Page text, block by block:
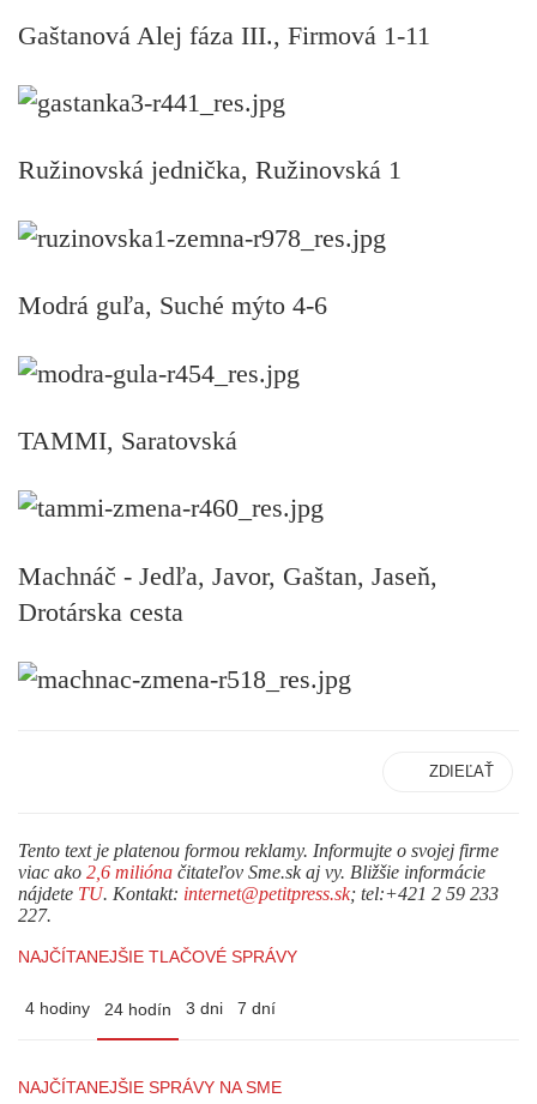
Gaštanová Alej fáza III., Firmová 1-11
Ružinovská jednička, Ružinovská 1
Modrá guľa, Suché mýto 4-6
TAMMI, Saratovská
Machnáč - Jedľa, Javor, Gaštan, Jaseň,
Drotárska cesta
ZDIEĽAŤ
Tento text je platenou formou reklamy. Informujte o svojej firme
viac ako 2,6 milióna čitateľov Sme.sk aj vy. Bližšie informácie
nájdete TU. Kontakt: internet@petitpress.sk; tel:+421 2 59 233
227.
NAJČÍTANEJŠIE TLAČOVÉ SPRÁVY
4 hodiny 24 hodín 3 dni 7 dní
NAJČÍTANEJŠIE SPRÁVY NA SME